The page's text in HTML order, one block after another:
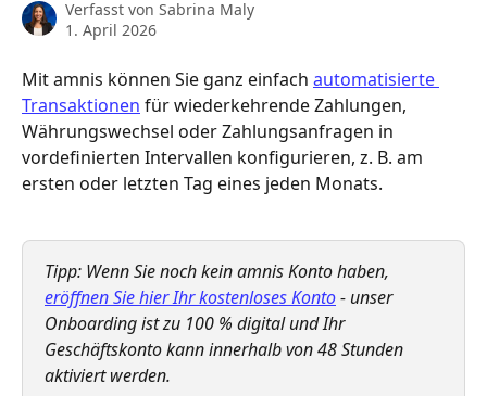
Verfasst von Sabrina Maly
1. April 2026
Mit amnis können Sie ganz einfach automatisierte
Transaktionen für wiederkehrende Zahlungen,
Währungswechsel oder Zahlungsanfragen in
vordefinierten Intervallen konfigurieren, z. B. am
ersten oder letzten Tag eines jeden Monats.
Tipp: Wenn Sie noch kein amnis Konto haben,
eröffnen Sie hier Ihr kostenloses Konto - unser
Onboarding ist zu 100 % digital und Ihr
Geschäftskonto kann innerhalb von 48 Stunden
aktiviert werden.